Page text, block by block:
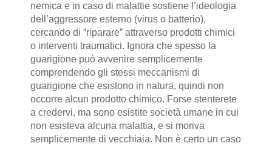
nemica e in caso di malattie sostiene l’ideologia
dell’aggressore esterno (virus o batterio),
cercando di “riparare” attraverso prodotti chimici
o interventi traumatici. Ignora che spesso la
guarigione può avvenire semplicemente
comprendendo gli stessi meccanismi di
guarigione che esistono in natura, quindi non
occorre alcun prodotto chimico. Forse stenterete
a credervi, ma sono esistite società umane in cui
non esisteva alcuna malattia, e si moriva
semplicemente di vecchiaia. Non è certo un caso